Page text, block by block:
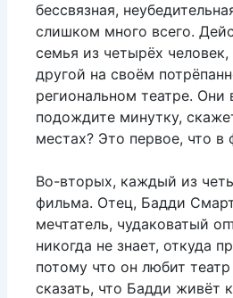
бессвязная,
слишком много всего.
семья из четырёх
другой на своём
региональном театре. Они
подождите минутку,
местах? Это первое, что
Во-вторых, каждый из
фильма. Отец, Бадди
мечтатель, чудаковатый
никогда не знает, откуда
потому что он любит
сказать, что Бадди живёт